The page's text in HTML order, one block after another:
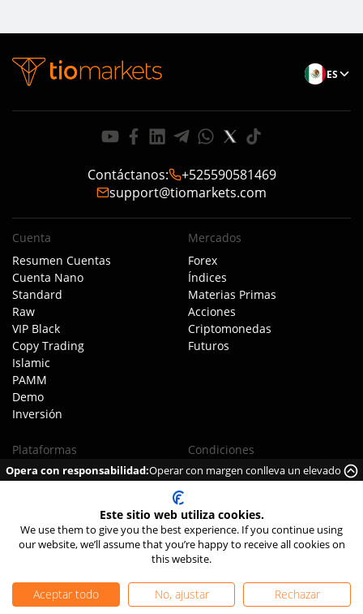
ES
Contáctanos:
+525590581469
support@tiomarkets.com
Cuenta
Resumen Cuentas
Cuenta Nano
Standard
Raw
VIP Black
Copy Trading
Islamic
PAMM
Demo
Inversión
Mercados
Forex
Índices
Materias Primas
Acciones
Criptomonedas
Futuros
Plataformas
Mobile App
Condiciones
Resumen Comisiones
Swaps
Llamadas de margen
Sobre TIOmarkets
Conoce al equipo
Legal
Acuerdo Cliente
Política Ejecución
Opera con responsabilidad:Operar con margen conlleva un elevado
riesgo de perder dinero rápidamente debido al apalancamiento.
Este sitio web utiliza cookies.
We use them to give you the best experience. If you continue using
our website, we’ll assume that you’re happy to receive all cookies on
this website.
Aceptar todo No, ajustar Rechazar